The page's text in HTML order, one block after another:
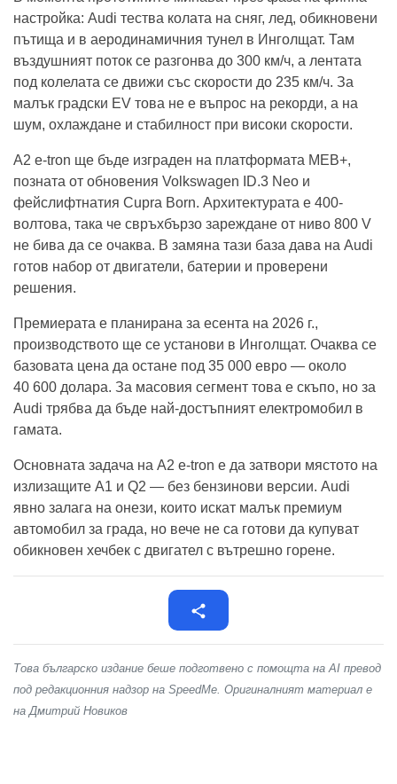
настройка: Audi тества колата на сняг, лед, обикновени
пътища и в аеродинамичния тунел в Инголщат. Там
въздушният поток се разгонва до 300 км/ч, а лентата
под колелата се движи със скорости до 235 км/ч. За
малък градски EV това не е въпрос на рекорди, а на
шум, охлаждане и стабилност при високи скорости.
A2 e-tron ще бъде изграден на платформата MEB+,
позната от обновения Volkswagen ID.3 Neo и
фейслифтнатия Cupra Born. Архитектурата е 400-
волтова, така че свръхбързо зареждане от ниво 800 V
не бива да се очаква. В замяна тази база дава на Audi
готов набор от двигатели, батерии и проверени
решения.
Премиерата е планирана за есента на 2026 г.,
производството ще се установи в Инголщат. Очаква се
базовата цена да остане под 35 000 евро — около
40 600 долара. За масовия сегмент това е скъпо, но за
Audi трябва да бъде най-достъпният електромобил в
гамата.
Основната задача на A2 e-tron е да затвори мястото на
излизащите A1 и Q2 — без бензинови версии. Audi
явно залага на онези, които искат малък премиум
автомобил за града, но вече не са готови да купуват
обикновен хечбек с двигател с вътрешно горене.
Това българско издание беше подготвено с помощта на AI превод
под редакционния надзор на SpeedMe. Оригиналният материал е
на Дмитрий Новиков